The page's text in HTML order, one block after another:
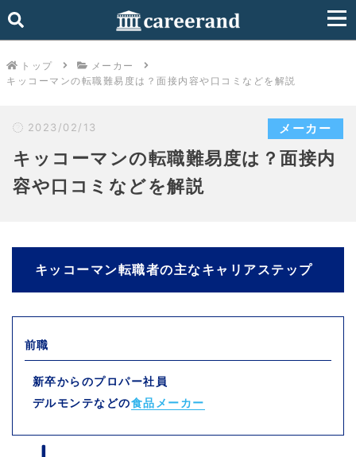
トップ
メーカー
キッコーマンの転職難易度は？面接内容や口コミなどを解説
2023/02/13 メーカー
キッコーマンの転職難易度は？面接内
容や口コミなどを解説
キッコーマン転職者の主なキャリアステップ
前職
新卒からのプロパー社員
デルモンテなどの食品メーカー